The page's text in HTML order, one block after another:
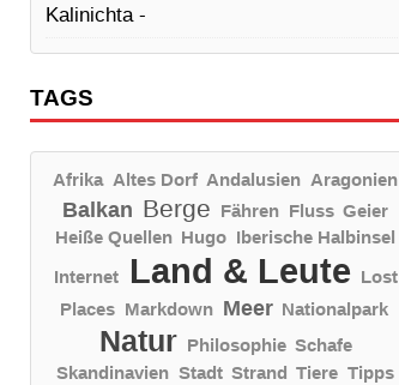
Kalinichta -
TAGS
Afrika Altes Dorf Andalusien Aragonien
Balkan Berge Fähren Fluss Geier
Heiße Quellen Hugo Iberische Halbinsel
Internet
Land & Leute Lost
Places Markdown Meer Nationalpark
Natur Philosophie Schafe
Skandinavien Stadt Strand Tiere Tipps